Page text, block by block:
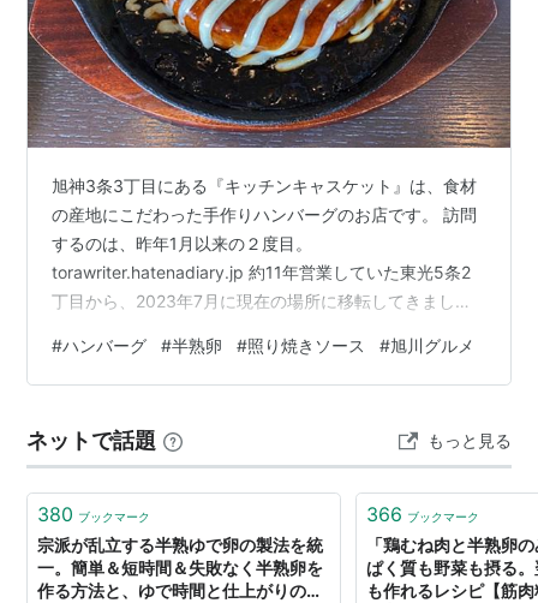
旭神3条3丁目にある『キッチンキャスケット』は、食材
の産地にこだわった手作りハンバーグのお店です。 訪問
するのは、昨年1月以来の２度目。
torawriter.hatenadiary.jp 約11年営業していた東光5条2
丁目から、2023年7月に現在の場所に移転してきまし
グ帽の一種のことで、お店のロゴマークにはキャスケッ
トを被ったシェフが描かれています。 この建物は、以前
屋さんだったとは思えないぐらいに、オシャレで明るい
雰囲気に改装されています。 11:30～15:00のランチは、
9種類の…
#ハンバーグ #半熟卵 #照り焼きソース #旭川グルメ
ネットで話題 もっと見る
380 ブックマーク
宗派が乱立する半熟ゆで卵の製法を統
一。簡単＆短時間＆失敗なく半熟卵を
作る方法と、ゆで時間と仕上がりの比
366 ブックマーク
「鶏むね肉と半熟卵
ぱく質も野菜も摂る
も作れるレシピ【筋